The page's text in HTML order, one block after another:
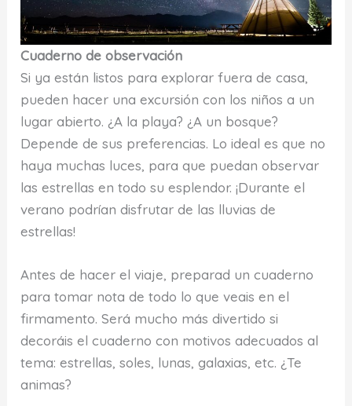
Cuaderno de observación
Si ya están listos para explorar fuera de casa,
pueden hacer una excursión con los niños a un
lugar abierto. ¿A la playa? ¿A un bosque?
Depende de sus preferencias. Lo ideal es que no
haya muchas luces, para que puedan observar
las estrellas en todo su esplendor. ¡Durante el
verano podrían disfrutar de las lluvias de
estrellas!
Antes de hacer el viaje, preparad un cuaderno
para tomar nota de todo lo que veais en el
firmamento. Será mucho más divertido si
decoráis el cuaderno con motivos adecuados al
tema: estrellas, soles, lunas, galaxias, etc. ¿Te
animas?